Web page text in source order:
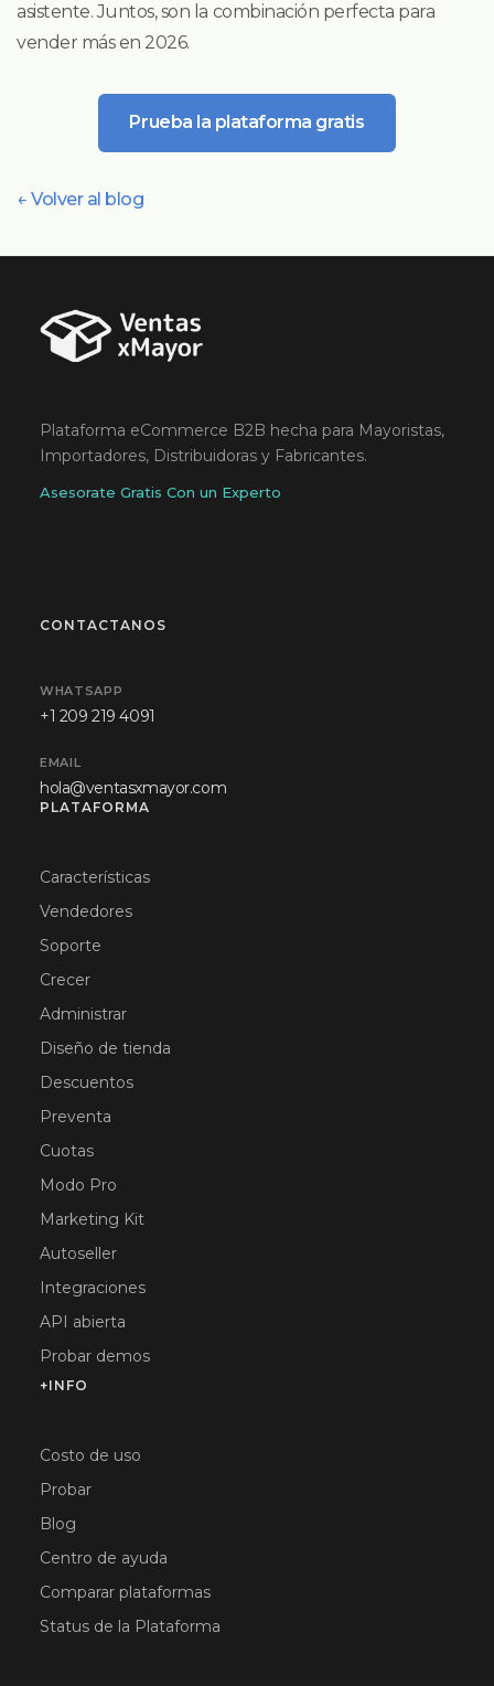
asistente. Juntos, son la combinación perfecta para
vender más en 2026.
Prueba la plataforma gratis
← Volver al blog
Plataforma eCommerce B2B hecha para Mayoristas,
Importadores, Distribuidoras y Fabricantes.
Asesorate Gratis Con un Experto
CONTACTANOS
WHATSAPP
+1 209 219 4091
EMAIL
hola@ventasxmayor.com
PLATAFORMA
Características
Vendedores
Soporte
Crecer
Administrar
Diseño de tienda
Descuentos
Preventa
Cuotas
Modo Pro
Marketing Kit
Autoseller
Integraciones
API abierta
Probar demos
+INFO
Costo de uso
Probar
Blog
Centro de ayuda
Comparar plataformas
Status de la Plataforma